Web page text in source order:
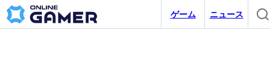
ゲーム ニュース